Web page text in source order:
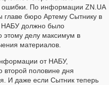
ошибки. По информации ZN.UA
главе бюро Артему Сытнику в
НАБУ должно было
этому делу максимум в
материалов.
от НАБУ,
второй половине дня
И даже если Сытник теперь